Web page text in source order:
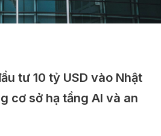
tư 10 tỷ USD vào Nhật
cơ sở hạ tầng AI và an